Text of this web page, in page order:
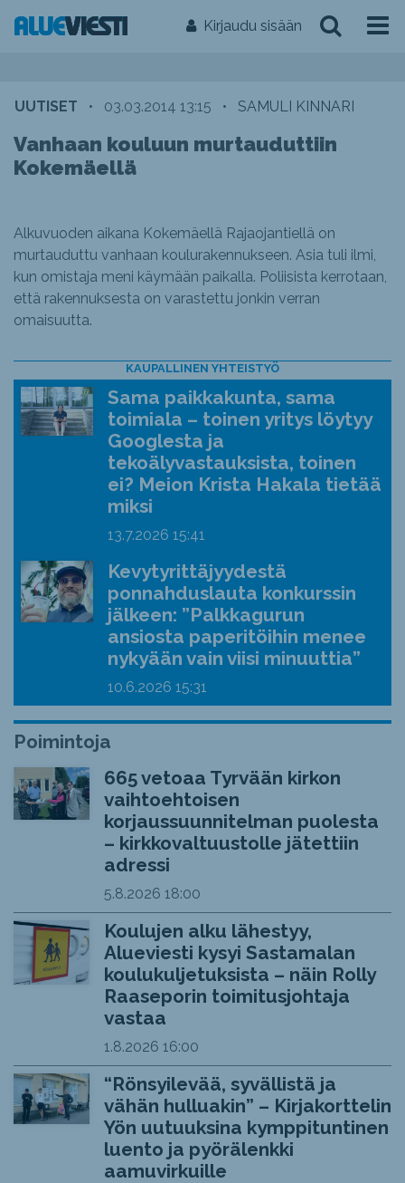
Kirjaudu sisään
UUTISET • 03.03.2014 13:15 • SAMULI KINNARI
Vanhaan kouluun murtauduttiin
Kokemäellä
Alkuvuoden aikana Kokemäellä Rajaojantiellä on
murtauduttu vanhaan koulurakennukseen. Asia tuli ilmi,
kun omistaja meni käymään paikalla. Poliisista kerrotaan,
että rakennuksesta on varastettu jonkin verran
omaisuutta.
KAUPALLINEN YHTEISTYÖ
Sama paikkakunta, sama
toimiala – toinen yritys löytyy
Googlesta ja
tekoälyvastauksista, toinen
ei? Meion Krista Hakala tietää
miksi
13.7.2026 15:41
Kevytyrittäjyydestä
ponnahduslauta konkurssin
jälkeen: ”Palkkagurun
ansiosta paperitöihin menee
nykyään vain viisi minuuttia”
10.6.2026 15:31
Poimintoja
665 vetoaa Tyrvään kirkon
vaihtoehtoisen
korjaussuunnitelman puolesta
– kirkkovaltuustolle jätettiin
adressi
5.8.2026 18:00
Koulujen alku lähestyy,
Alueviesti kysyi Sastamalan
koulukuljetuksista – näin Rolly
Raaseporin toimitusjohtaja
vastaa
1.8.2026 16:00
“Rönsyilevää, syvällistä ja
vähän hulluakin” – Kirjakorttelin
Yön uutuuksina kymppituntinen
luento ja pyörälenkki
aamuvirkuille